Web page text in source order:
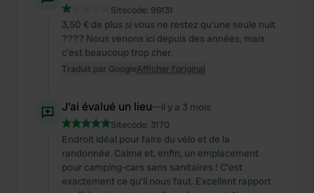
Sitecode: 98131
3,50 € de plus si vous ne restez qu'une seule nuit
???? Nous venons ici depuis des années, mais
c'est beaucoup trop cher.
Traduit par GoogleAfficher l'original
J'ai évalué un lieu—il y a 3 mois
Sitecode: 3170
Endroit idéal pour faire du vélo et de la
randonnée. Calme et, enfin, un emplacement
pour camping-cars sans sanitaires ! C’est
exactement ce qu’il nous faut. Excellent rapport